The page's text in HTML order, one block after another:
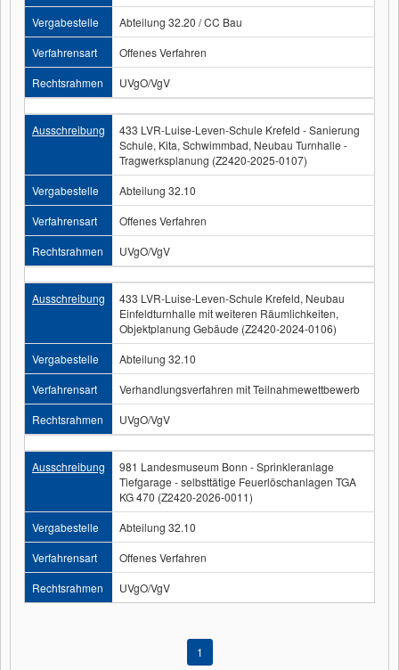
Vergabestelle
Abteilung 32.20 / CC Bau
Verfahrensart
Offenes Verfahren
Rechtsrahmen
UVgO/VgV
Ausschreibung
433 LVR-Luise-Leven-Schule Krefeld - Sanierung
Schule, Kita, Schwimmbad, Neubau Turnhalle -
Tragwerksplanung (Z2420-2025-0107)
Vergabestelle
Abteilung 32.10
Verfahrensart
Offenes Verfahren
Rechtsrahmen
UVgO/VgV
Ausschreibung
433 LVR-Luise-Leven-Schule Krefeld, Neubau
Einfeldturnhalle mit weiteren Räumlichkeiten,
Objektplanung Gebäude (Z2420-2024-0106)
Vergabestelle
Abteilung 32.10
Verfahrensart
Verhandlungsverfahren mit Teilnahmewettbewerb
Rechtsrahmen
UVgO/VgV
Ausschreibung
981 Landesmuseum Bonn - Sprinkleranlage
Tiefgarage - selbsttätige Feuerlöschanlagen TGA
KG 470 (Z2420-2026-0011)
Vergabestelle
Abteilung 32.10
Verfahrensart
Offenes Verfahren
Rechtsrahmen
UVgO/VgV
1